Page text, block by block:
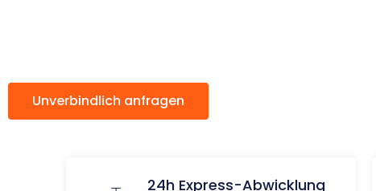
Unverbindlich anfragen
24h Express-Abwicklung